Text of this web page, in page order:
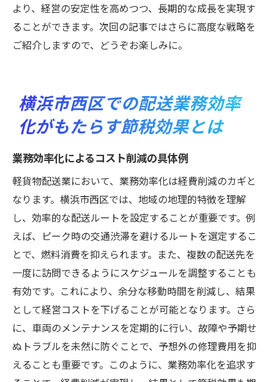
より、経営の安定性を高めつつ、長期的な成長を実現す
ることができます。次回の記事ではさらに高度な戦略を
ご紹介しますので、どうぞお楽しみに。
横浜市西区での配送業務効率
化がもたらす節税効果とは
業務効率化によるコスト削減の具体例
軽貨物配送業において、業務効率化は経費削減のカギと
なります。横浜市西区では、地域の地理的特徴を理解
し、効率的な配送ルートを設定することが重要です。例
えば、ピーク時の交通渋滞を避けるルートを選定するこ
とで、燃料消費を抑えられます。また、複数の配送先を
一度に訪問できるようにスケジュールを調整することも
有効です。これにより、余分な移動時間を削減し、結果
として経営コストを下げることが可能となります。さら
に、車両のメンテナンスを定期的に行い、故障や予期せ
ぬトラブルを未然に防ぐことで、予想外の修理費用を抑
えることも重要です。このように、業務効率化を追求す